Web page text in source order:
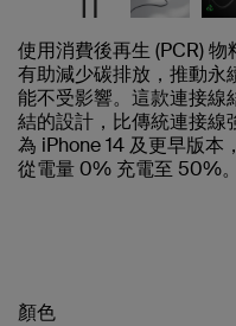
使用消費後再生 (PCR)
有助減少碳排放，推動永
能不受影響。這款連接線
結的設計，比傳統連接
為 iPhone 14 及更早版本
從電量 0% 充電至 50%。
顏色